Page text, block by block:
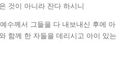
것이 아니라 잔다 하시니
수께서 그들을 다 내보내신 후에 아
함께 한 자들을 데리시고 아이 있는